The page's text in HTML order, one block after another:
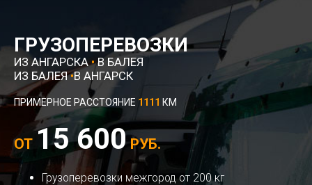
ГРУЗОПЕРЕВОЗКИ
ИЗ АНГАРСКА•В БАЛЕЯ
ИЗ БАЛЕЯ•В АНГАРСК
ПРИМЕРНОЕ РАССТОЯНИЕ 1111 КМ
ОТ 15 600РУБ.
Грузоперевозки межгород от 200 кг